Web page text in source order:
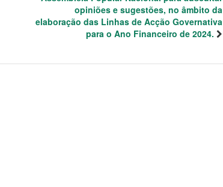
opiniões e sugestões, no âmbito da
elaboração das Linhas de Acção Governativa
para o Ano Financeiro de 2024.